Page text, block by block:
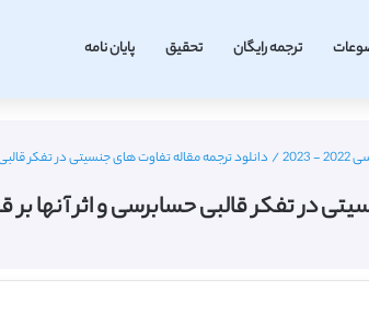
ترجمه رایگان تحقیق پایان نامه
/ دانلود ترجمه مقاله تفاوت های جنسیتی در تفکر قالبی
در تفکر قالبی حسابرسی و اثر آنها بر